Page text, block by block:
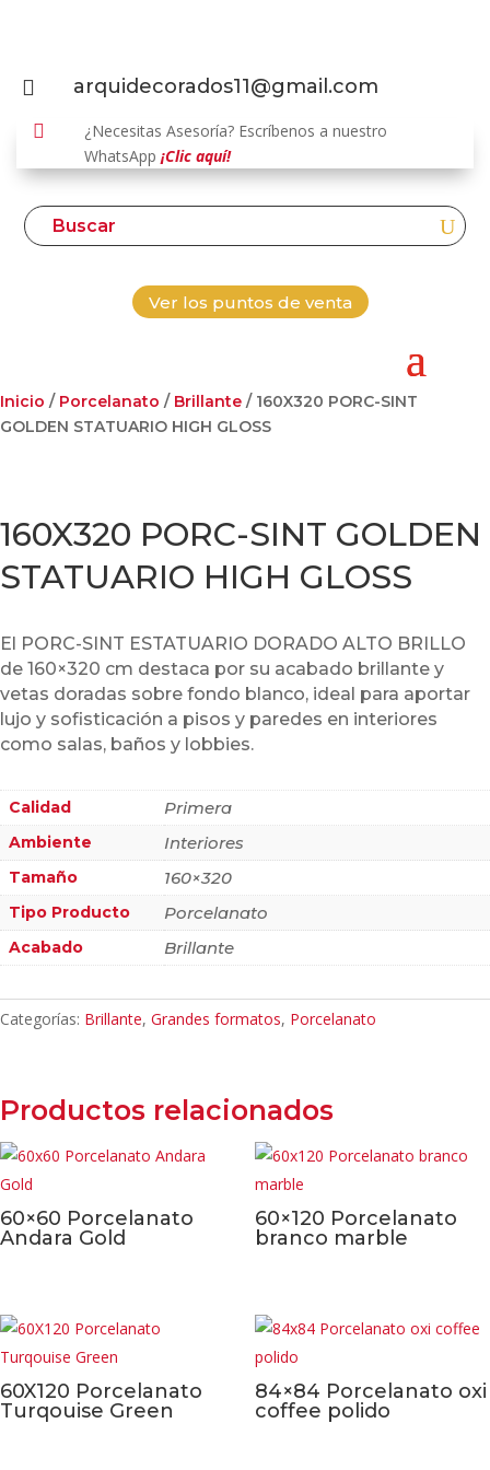
 arquidecorados11@gmail.com

¿Necesitas Asesoría? Escríbenos a nuestro
WhatsApp ¡Clic aquí!
Ver los puntos de venta
Inicio / Porcelanato / Brillante / 160X320 PORC-SINT
GOLDEN STATUARIO HIGH GLOSS
160X320 PORC-SINT GOLDEN
STATUARIO HIGH GLOSS
El PORC-SINT ESTATUARIO DORADO ALTO BRILLO
de 160×320 cm destaca por su acabado brillante y
vetas doradas sobre fondo blanco, ideal para aportar
lujo y sofisticación a pisos y paredes en interiores
como salas, baños y lobbies.
Calidad Primera
Ambiente Interiores
Tamaño 160×320
Tipo Producto Porcelanato
Acabado Brillante
Categorías: Brillante, Grandes formatos, Porcelanato
Productos relacionados
60×60 Porcelanato
Andara Gold
60×120 Porcelanato
branco marble
60X120 Porcelanato
Turqouise Green
84×84 Porcelanato oxi
coffee polido